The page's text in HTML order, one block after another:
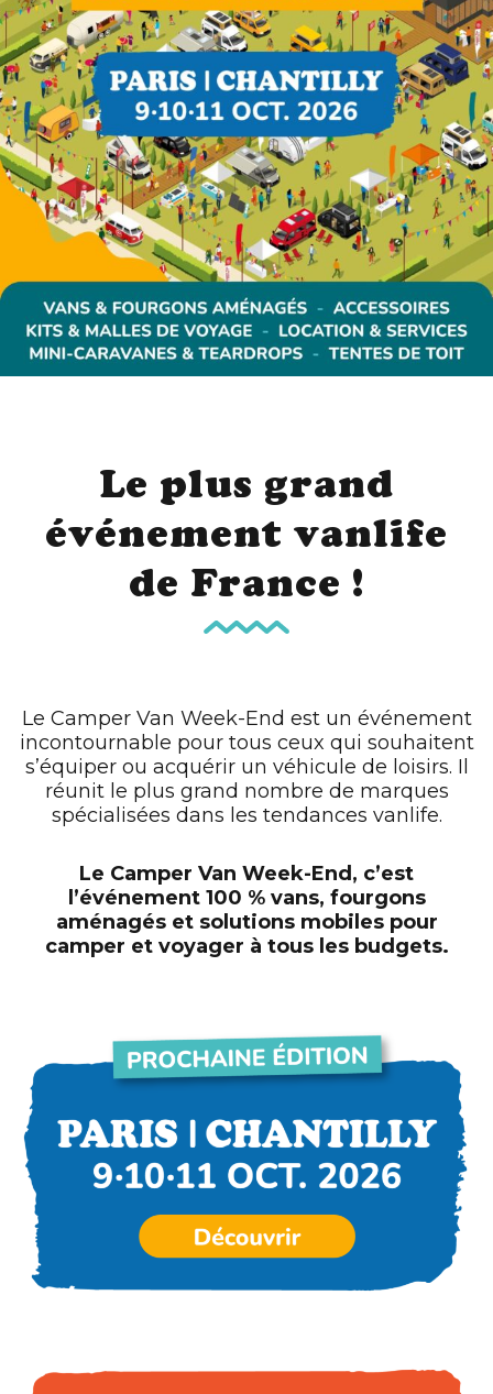
Le plus grand
événement vanlife
de France !
Le Camper Van Week-End est un événement
incontournable pour tous ceux qui souhaitent
s’équiper ou acquérir un véhicule de loisirs. Il
réunit le plus grand nombre de marques
spécialisées dans les tendances vanlife.
Le Camper Van Week-End, c’est
l’événement 100 % vans, fourgons
aménagés et solutions mobiles pour
camper et voyager à tous les budgets.